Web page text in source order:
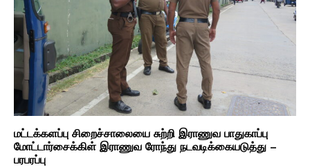
மட்டக்களப்பு சிறைச்சாலையை சுற்றி இராணுவ பாதுகாப்பு
மோட்டார்சைக்கிள் இராணுவ ரோந்து நடவடிக்கையடுத்து –
பரபரப்பு